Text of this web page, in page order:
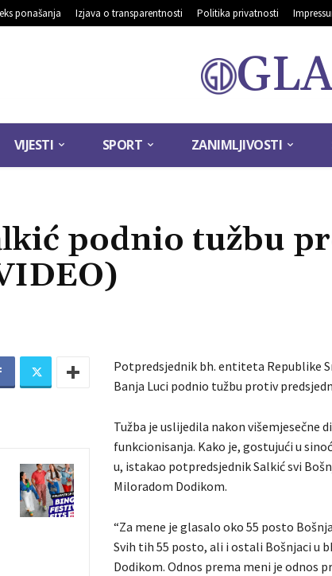
ponašanja Izjava o transparentnosti Politika privatnosti
VIJESTI SPORT ZANIMLJIVOSTI
podnio tužbu
Potpredsjednik bh. entiteta Republike
Banja Luci podnio tužbu protiv
Tužba je uslijedila nakon višemjesečne
funkcionisanja. Kako je, gostujući u
u, istakao potpredsjednik Salkić svi
Miloradom Dodikom.
“Za mene je glasalo oko 55 posto
Svih tih 55 posto, ali i ostali Bošnjaci u
Dodikom. Odnos prema meni je odnos